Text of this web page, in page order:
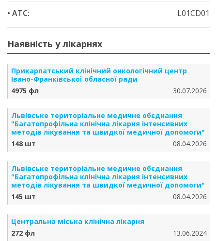
• ATC: L01CD01
Наявність у лікарнях
Прикарпатський клінічний онкологічний центр
Івано-Франківської обласної ради
4975 фл
30.07.2026
Львівське територіальне медичне обєднання
"Багатопрофільна клінічна лікарня інтенсивних
методів лікування та швидкої медичної допомоги"
148 шт
08.04.2026
Львівське територіальне медичне обєднання
"Багатопрофільна клінічна лікарня інтенсивних
методів лікування та швидкої медичної допомоги"
145 шт
08.04.2026
Центральна міська клінічна лікарня
272 фл
13.06.2024